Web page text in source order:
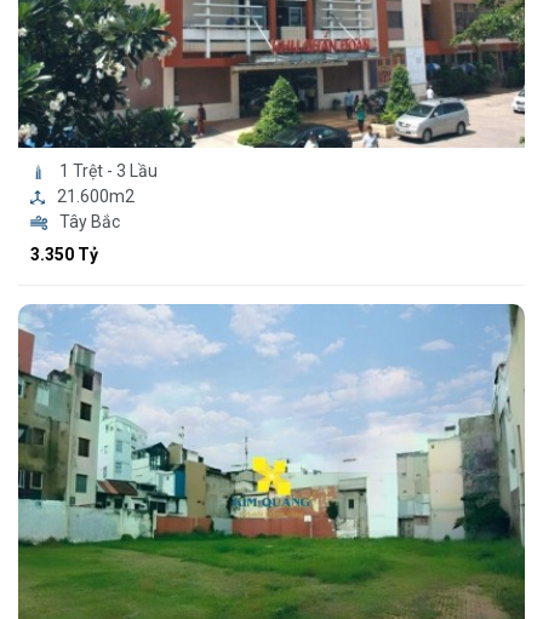
1 Trệt - 3 Lầu
21.600m2
Tây Bắc
3.350 Tỷ